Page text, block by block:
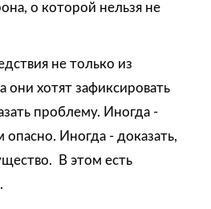
о которой нельзя не
не только из
они хотят зафиксировать
проблему. Иногда -
Иногда - доказать,
В этом есть